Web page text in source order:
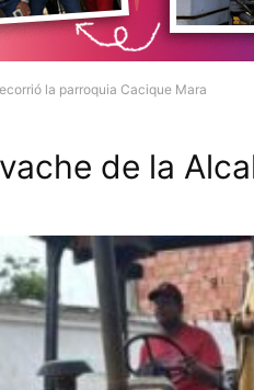
la parroquia Cacique Mara
de la